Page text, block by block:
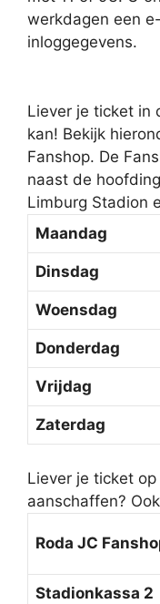
werkdagen een
inloggegevens.
Liever je ticket in
kan! Bekijk
Fanshop. De
naast de
Limburg Stadion
Maandag
Dinsdag
Woensdag
Donderdag
Vrijdag
Zaterdag
Liever je ticket
aanschaffen?
Roda JC
Stadionkassa 2